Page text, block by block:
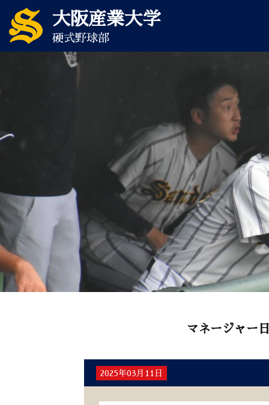
大阪産業大学
硬式野球部
マネージャー
2025年03月11日